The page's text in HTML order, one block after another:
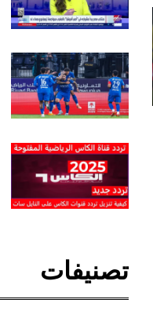
تصنيفات